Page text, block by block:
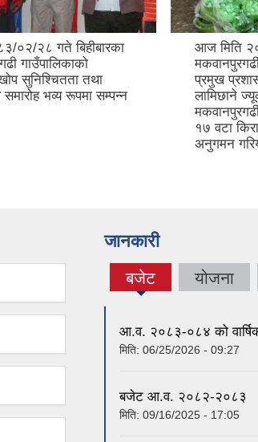
०१-२९ गते
कार्यालयको
अधिकृत श्री ई• सुधन
संयोजकतामा
वडा नं•४ मा रहेको
मिति
सभाहलमा
मकवानपुरगढि
"सिपमा
उद्यमशीलता
पालन-
जानकारी
बजेट
(active
योजना
आ.व. २०८३-०८४ को
मिति: 06/25/2026 - 09:27
बजेट आ.व. २०८२-२०८३
मिति: 09/16/2025 - 17:05